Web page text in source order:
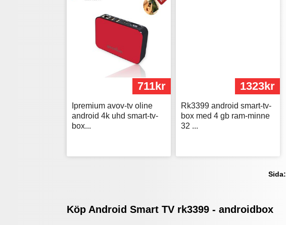
711kr
Ipremium avov-tv oline
android 4k uhd smart-tv-
box...
1323kr
Rk3399 android smart-tv-
box med 4 gb ram-minne
32 ...
Sida:
Köp Android Smart TV rk3399 - androidbox